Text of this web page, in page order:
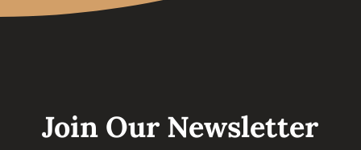
Join Our Newsletter